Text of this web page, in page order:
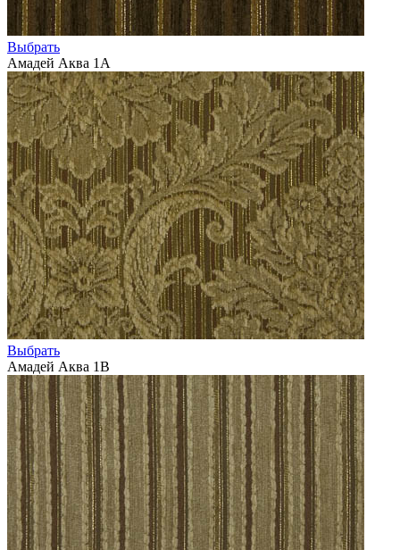
Выбрать
Амадей Аква 1А
Выбрать
Амадей Аква 1В